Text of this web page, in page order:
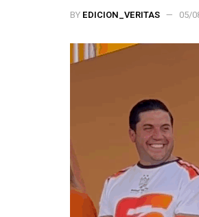
BY EDICION_VERITAS 05/